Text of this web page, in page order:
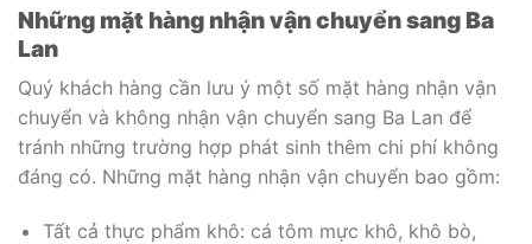
Những mặt hàng nhận vận chuyển sang Ba
Lan
Quý khách hàng cần lưu ý một số mặt hàng nhận vận
chuyển và không nhận vận chuyển sang Ba Lan để
tránh những trường hợp phát sinh thêm chi phí không
đáng có. Những mặt hàng nhận vận chuyển bao gồm:
Tất cả thực phẩm khô: cá tôm mực khô, khô bò,